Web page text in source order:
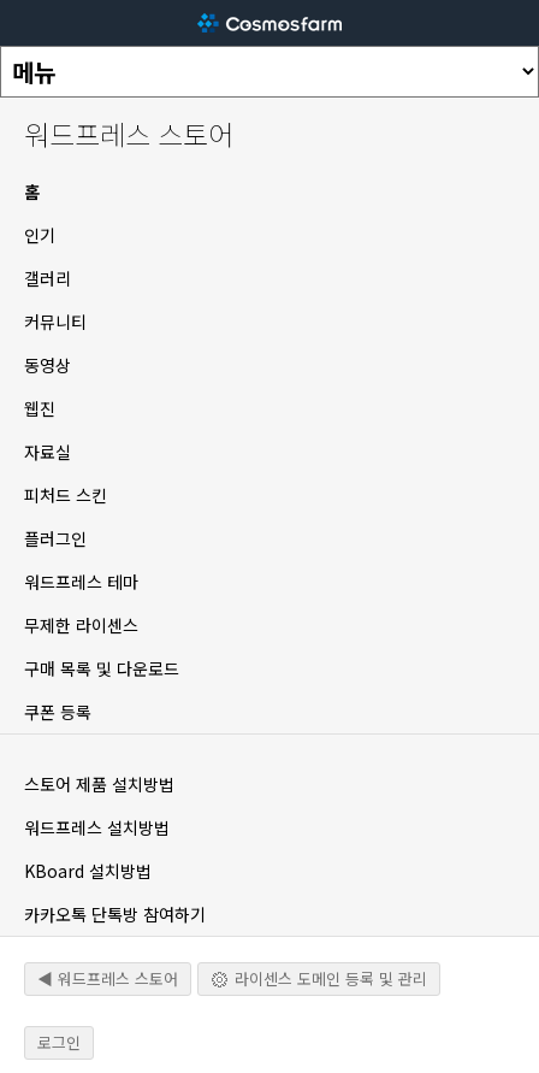
워드프레스 스토어
홈
인기
갤러리
커뮤니티
동영상
웹진
자료실
피처드 스킨
플러그인
워드프레스 테마
무제한 라이센스
구매 목록 및 다운로드
쿠폰 등록
스토어 제품 설치방법
워드프레스 설치방법
KBoard 설치방법
카카오톡 단톡방 참여하기
◀ 워드프레스 스토어 라이센스 도메인 등록 및 관리
로그인